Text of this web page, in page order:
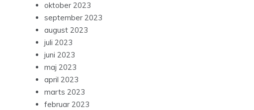
oktober 2023
september 2023
august 2023
juli 2023
juni 2023
maj 2023
april 2023
marts 2023
februar 2023